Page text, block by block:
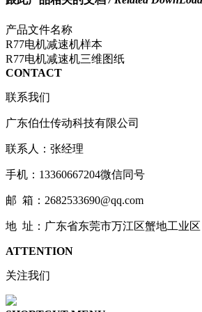
产品文件名称
R77电机减速机样本
R77电机减速机三维图纸
CONTACT
联系我们
广东伯仕传动科技有限公司
联系人：张经理
手机：13360667204微信同号
邮 箱：2682533690@qq.com
地 址：广东省东莞市万江区蟹地工业区
ATTENTION
关注我们